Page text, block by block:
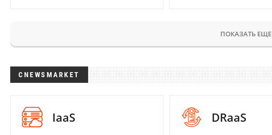
ПОКАЗАТЬ ЕЩЕ
CNEWSMARKET
IaaS DRaaS